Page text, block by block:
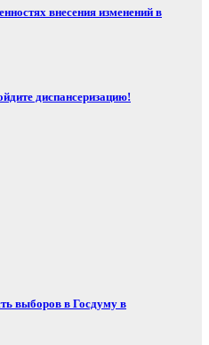
внесения изменений в
диспансеризацию!
выборов в Госдуму в